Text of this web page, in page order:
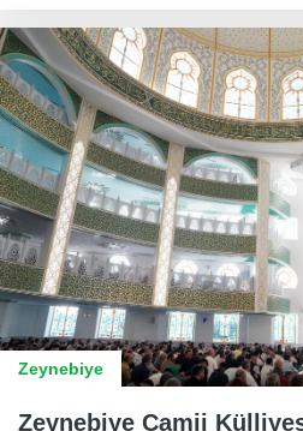
Zeynebiye
Zeynebiye Camii